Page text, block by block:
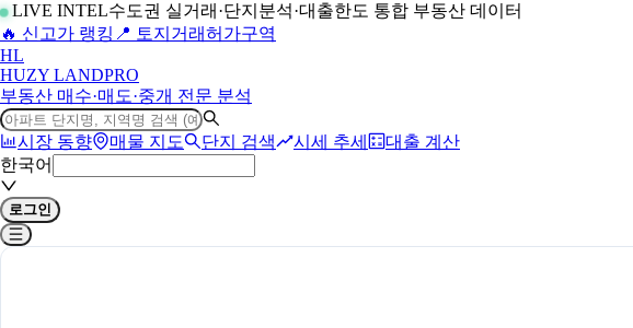
LIVE INTEL수도권 실거래·단지분석·대출한도 통합 부동산 데이터
🔥 신고가 랭킹 📍 토지거래허가구역
HL
HUZY LANDPRO
부동산 매수·매도·중개 전문 분석
시장 동향 매물 지도 단지 검색 시세 추세
대출 계산
한국어
로그인